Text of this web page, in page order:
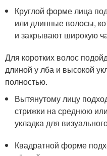
Круглой форме лица
или длинные волосы,
и закрывают широкую
Для коротких волос
длиной у лба и высокой
полностью.
Вытянутому лицу
стрижки на среднюю
укладка для
Квадратной форме